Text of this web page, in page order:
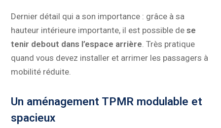
Dernier détail qui a son importance : grâce à sa
hauteur intérieure importante, il est possible dese
tenir debout dans l’espace arrière . Très pratique
quand vous devez installer et arrimer les passagers à
mobilité réduite.
Un aménagement TPMR modulable et
spacieux